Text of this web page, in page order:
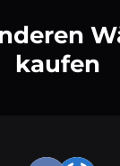
kaufen